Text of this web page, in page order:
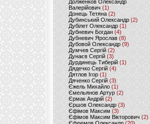
Долженков Олександр
Валерійович (1)
Донець Тетяна (2)
Дубинський Олександр(2)
Дубілет Олександр (1)
Дубневич Богдан (4)
Дубневич Ярослав (8)
Дубовой Олександр(9)
Думчев Сергій (2)
Дунаєв Сергій(3)
Дурдинець Тиберій (1)
Дядечко Сергій (4)
Дятлов Ігор (1)
Дяченко Сергій (3)
Єжель Михайло (1)
Ємельянов Артур (2)
Єрмак Андрій (2)
Єршов Олександр (3)
Єфімов Максим (3)
Єфімов Максим Вікторович (2)